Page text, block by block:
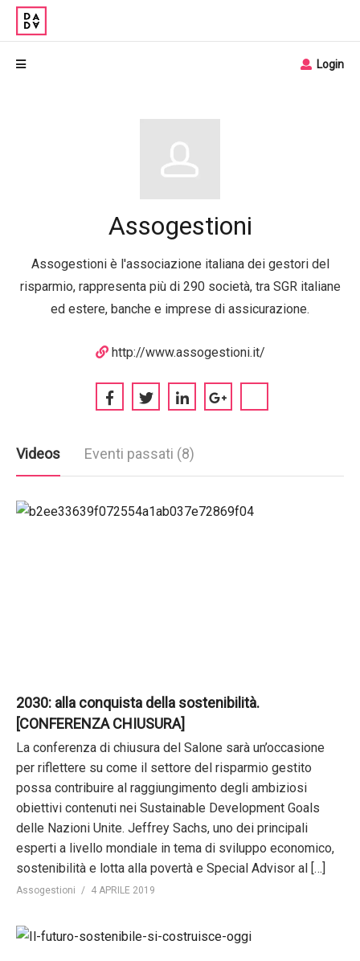
Login
Assogestioni
Assogestioni è l'associazione italiana dei gestori del
risparmio, rappresenta più di 290 società, tra SGR italiane
ed estere, banche e imprese di assicurazione.
http://www.assogestioni.it/
Videos Eventi passati (8)
2030: alla conquista della sostenibilità.
[CONFERENZA CHIUSURA]
La conferenza di chiusura del Salone sarà un’occasione
per riflettere su come il settore del risparmio gestito
possa contribuire al raggiungimento degli ambiziosi
obiettivi contenuti nei Sustainable Development Goals
delle Nazioni Unite. Jeffrey Sachs, uno dei principali
esperti a livello mondiale in tema di sviluppo economico,
sostenibilità e lotta alla povertà e Special Advisor al […]
Assogestioni 4 APRILE 2019